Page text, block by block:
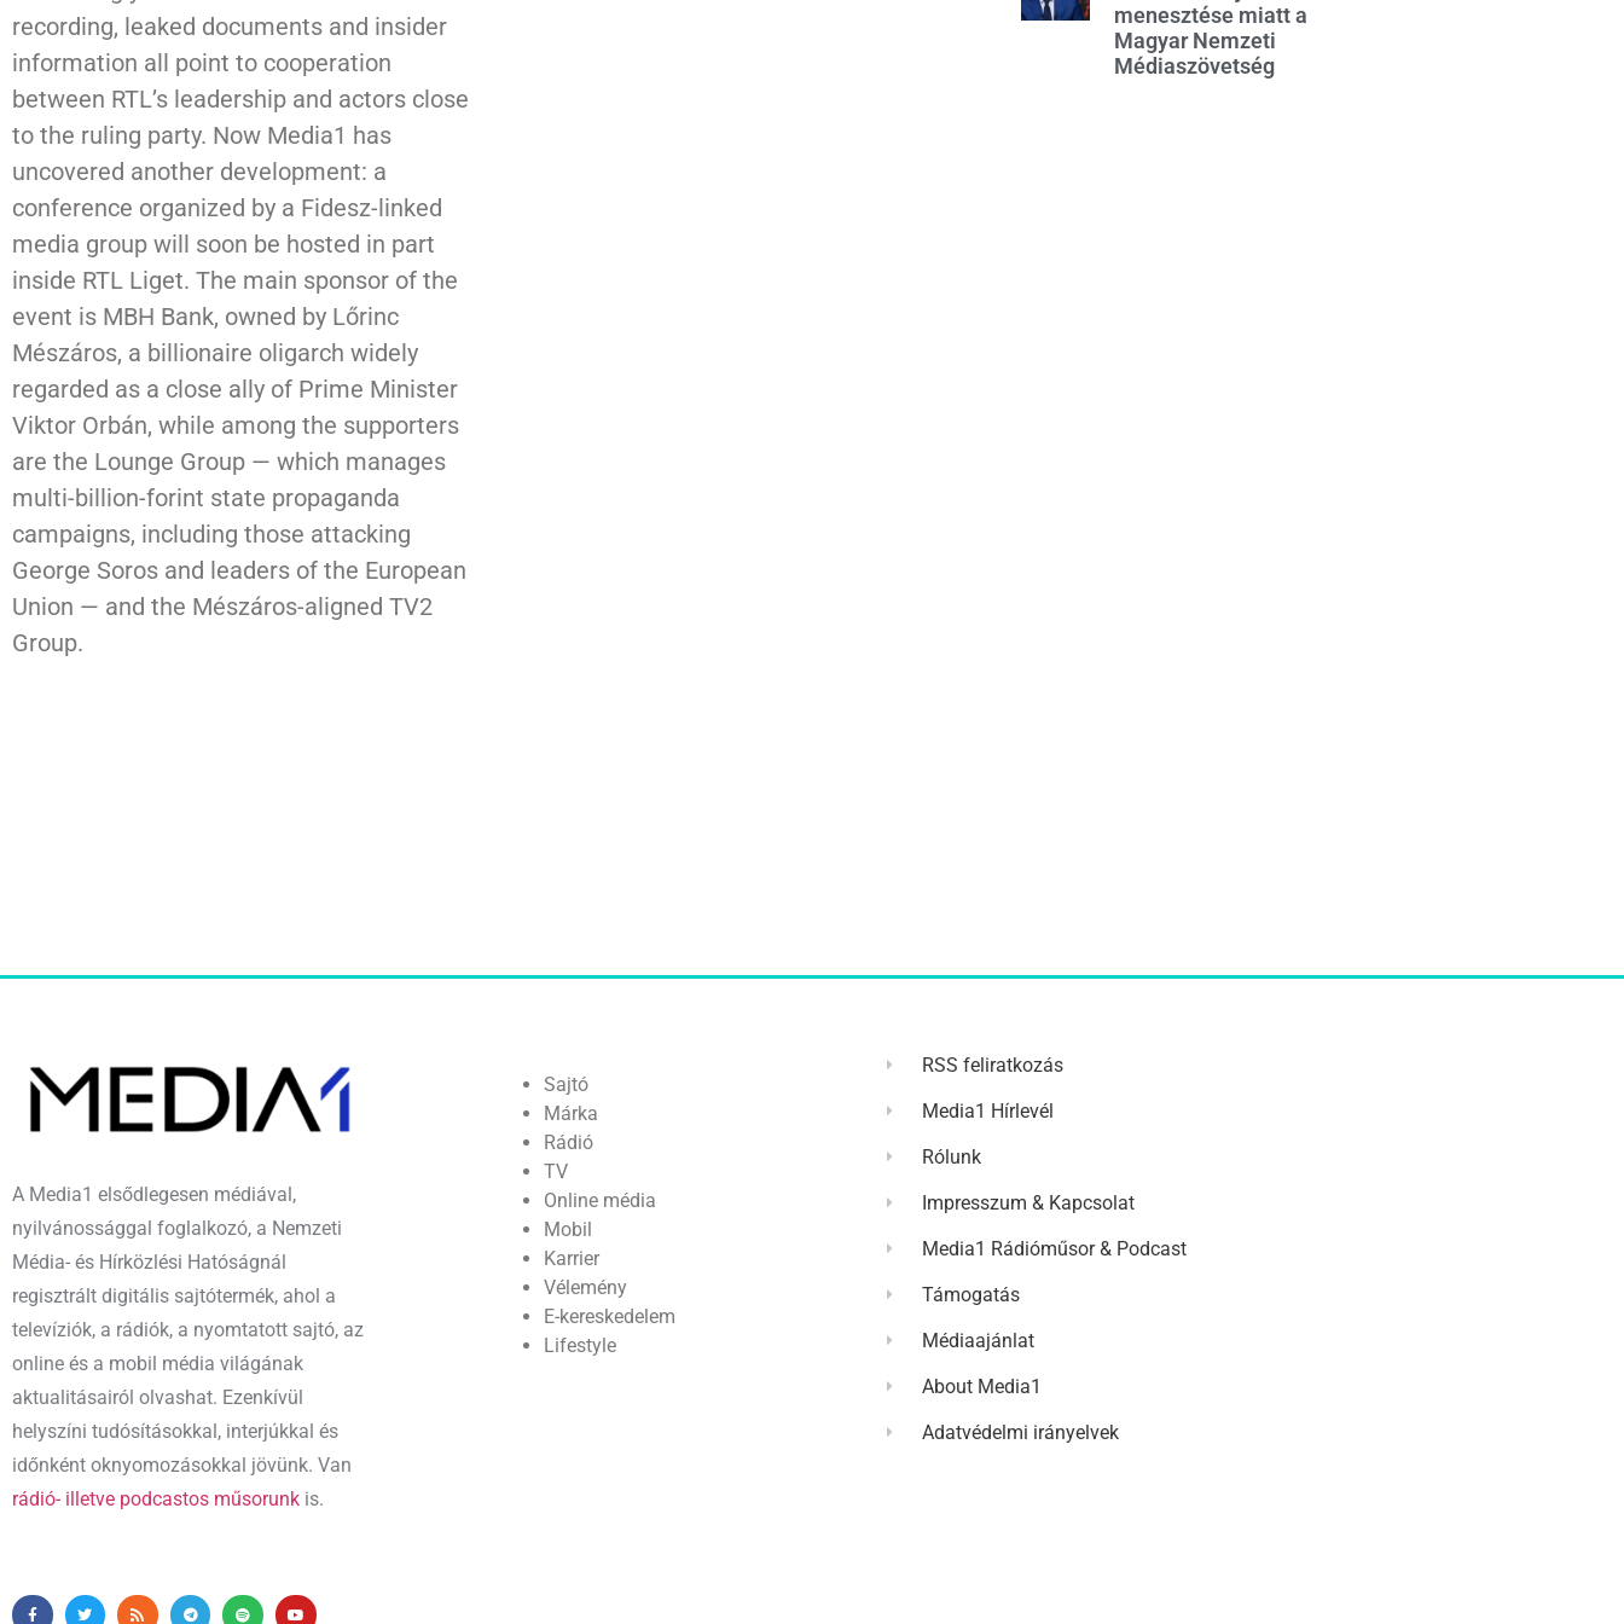
recording, leaked documents and insider
information all point to cooperation
between RTL’s leadership and actors close
to the ruling party. Now Media1 has
uncovered another development: a
conference organized by a Fidesz-linked
media group will soon be hosted in part
inside RTL Liget. The main sponsor of the
event is MBH Bank, owned by Lőrinc
Mészáros, a billionaire oligarch widely
regarded as a close ally of Prime Minister
Viktor Orbán, while among the supporters
are the Lounge Group — which manages
multi-billion-forint state propaganda
campaigns, including those attacking
George Soros and leaders of the European
Union — and the Mészáros-aligned TV2
Group.
menesztése miatt a
Magyar Nemzeti
Médiaszövetség
A Media1 elsődlegesen médiával,
nyilvánossággal foglalkozó, a Nemzeti
Média- és Hírközlési Hatóságnál
regisztrált digitális sajtótermék, ahol a
televíziók, a rádiók, a nyomtatott sajtó, az
online és a mobil média világának
aktualitásairól olvashat. Ezenkívül
helyszíni tudósításokkal, interjúkkal és
időnként oknyomozásokkal jövünk. Van
rádió- illetve podcastos műsorunk is.
Sajtó
Márka
Rádió
TV
Online média
Mobil
Karrier
Vélemény
E-kereskedelem
Lifestyle
RSS feliratkozás
Media1 Hírlevél
Rólunk
Impresszum & Kapcsolat
Media1 Rádióműsor & Podcast
Támogatás
Médiaajánlat
About Media1
Adatvédelmi irányelvek